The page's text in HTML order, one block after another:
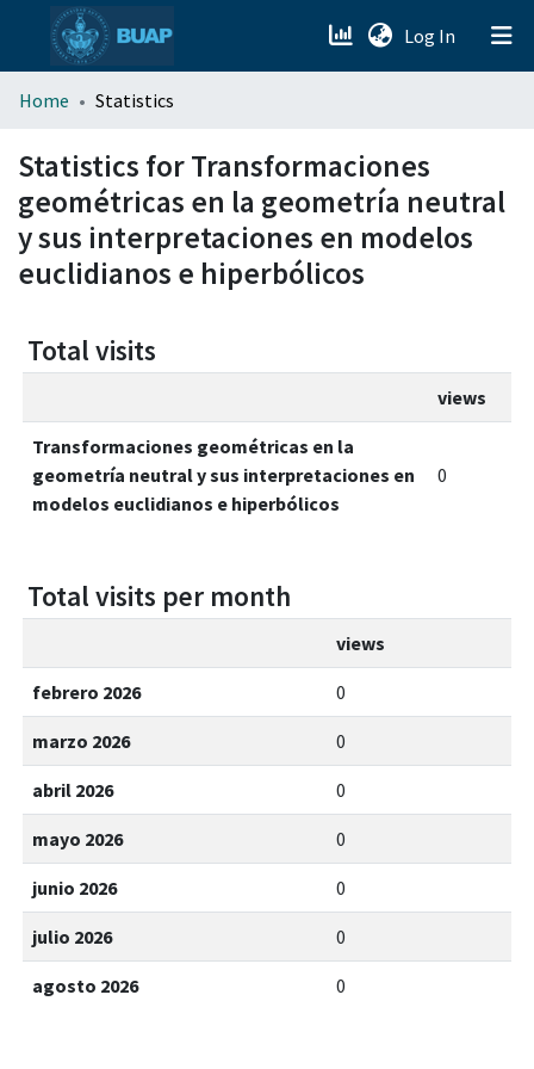
Log In (current)
menu.section.about_menu
All of DSpace
Home Statistics
Statistics for Transformaciones
geométricas en la geometría neutral
y sus interpretaciones en modelos
euclidianos e hiperbólicos
Total visits
views
Transformaciones geométricas en la
geometría neutral y sus interpretaciones en
modelos euclidianos e hiperbólicos
0
Total visits per month
views
febrero 2026 0
marzo 2026 0
abril 2026 0
mayo 2026 0
junio 2026 0
julio 2026 0
agosto 2026 0